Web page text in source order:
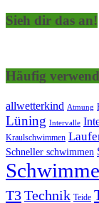
Sieh dir das an!
Häufig
allwetterkind Atmung
Lüning Intervalle
Kraulschwimmen
Schneller schwimmen
T3Technik Teide